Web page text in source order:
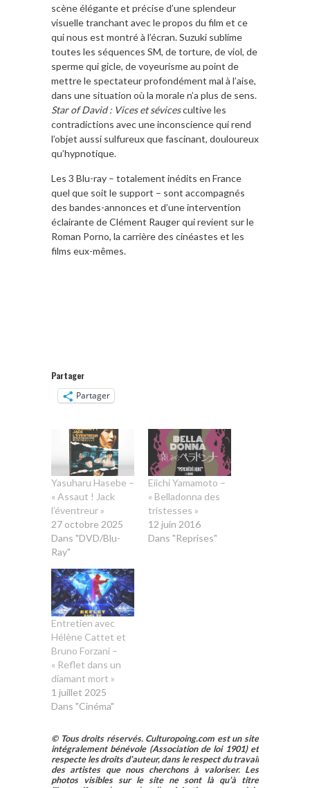
scène élégante et précise d’une splendeur
visuelle tranchant avec le propos du film et ce
qui nous est montré à l’écran. Suzuki sublime
toutes les séquences SM, de torture, de viol, de
sperme qui gicle, de voyeurisme au point de
mettre le spectateur profondément mal à l’aise,
dans une situation où la morale n’a plus de sens.
Star of David : Vices et sévicescultive les
contradictions avec une inconscience qui rend
l’objet aussi sulfureux que fascinant, douloureux
qu’hypnotique.
Les 3 Blu-ray – totalement inédits en France
quel que soit le support – sont accompagnés
des bandes-annonces et d’une intervention
éclairante de Clément Rauger qui revient sur le
Roman Porno, la carrière des cinéastes et les
films eux-mêmes.
Partager
Partager
Yasuharu Hasebe –
« Assaut ! Jack
l’éventreur »
27 octobre 2025
Dans "DVD/Blu-
Ray"
Eiichi Yamamoto –
« Belladonna des
tristesses »
12 juin 2016
Dans "Reprises"
Entretien avec
Hélène Cattet et
Bruno Forzani –
« Reflet dans un
diamant mort »
1 juillet 2025
Dans "Cinéma"
© Tous droits réservés. Culturopoing.com est un site
intégralement bénévole (Association de loi 1901) et
respecte les droits d’auteur, dans le respect du travail
des artistes que nous cherchons à valoriser. Les
photos visibles sur le site ne sont là qu’à titre